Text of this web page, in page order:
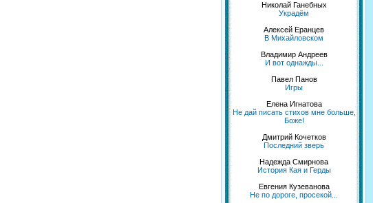
Николай Ганебных
Украдём
Алексей Еранцев
В Михайловском
Владимир Андреев
И вот однажды...
Павел Панов
Игры
Елена Игнатова
Не дай писать стихов мне больше,
Боже!
Дмитрий Кочетков
Последний зверь
Надежда Смирнова
История Кая и Герды
Евгения Кузеванова
Не по дороге, просекой...